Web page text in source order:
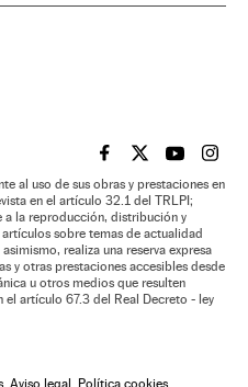
EL PAÍS BRASIL EN
EL PAÍSEL PAÍS
EL
al uso de sus obras y prestaciones en
en el artículo 32.1 del TRLPI;
a la reproducción, distribución y
sobre temas de actualidad
realiza una reserva expresa
y otras prestaciones accesibles desde
u otros medios que resulten
artículo 67.3 del Real Decreto - ley
Aviso legal Política cookies